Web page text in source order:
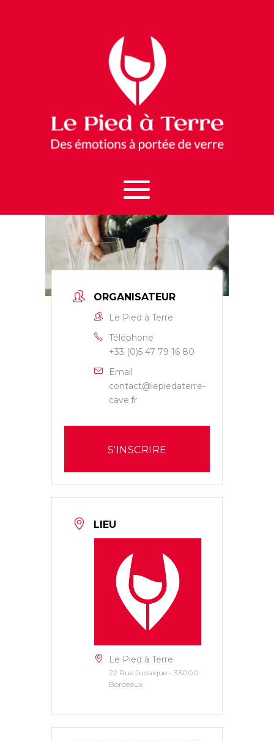
ORGANISATEUR
Le Pied à Terre
Téléphone
+33 (0)5 47 79 16 80
Email
contact@lepiedaterre-
cave.fr
S'INSCRIRE
LIEU
Le Pied à Terre
22 Rue Judaïque - 33000
Bordeaux